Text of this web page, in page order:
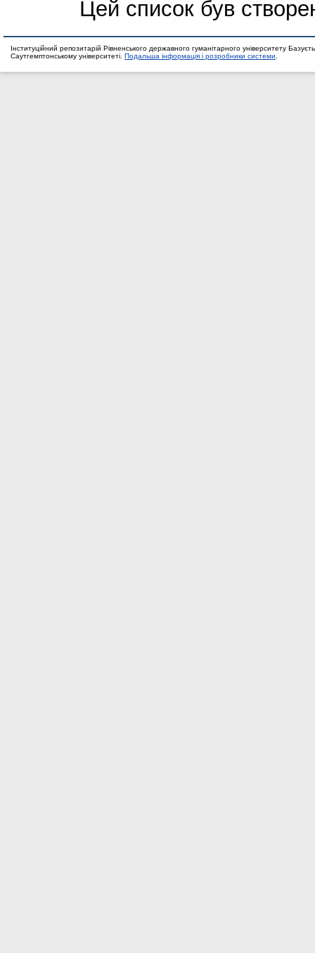
Цей список був
Інституційний репозитарій Рівненського державного гуманітарного університету
Саутгемптонському університеті. Подальша інформація і розробники системи.